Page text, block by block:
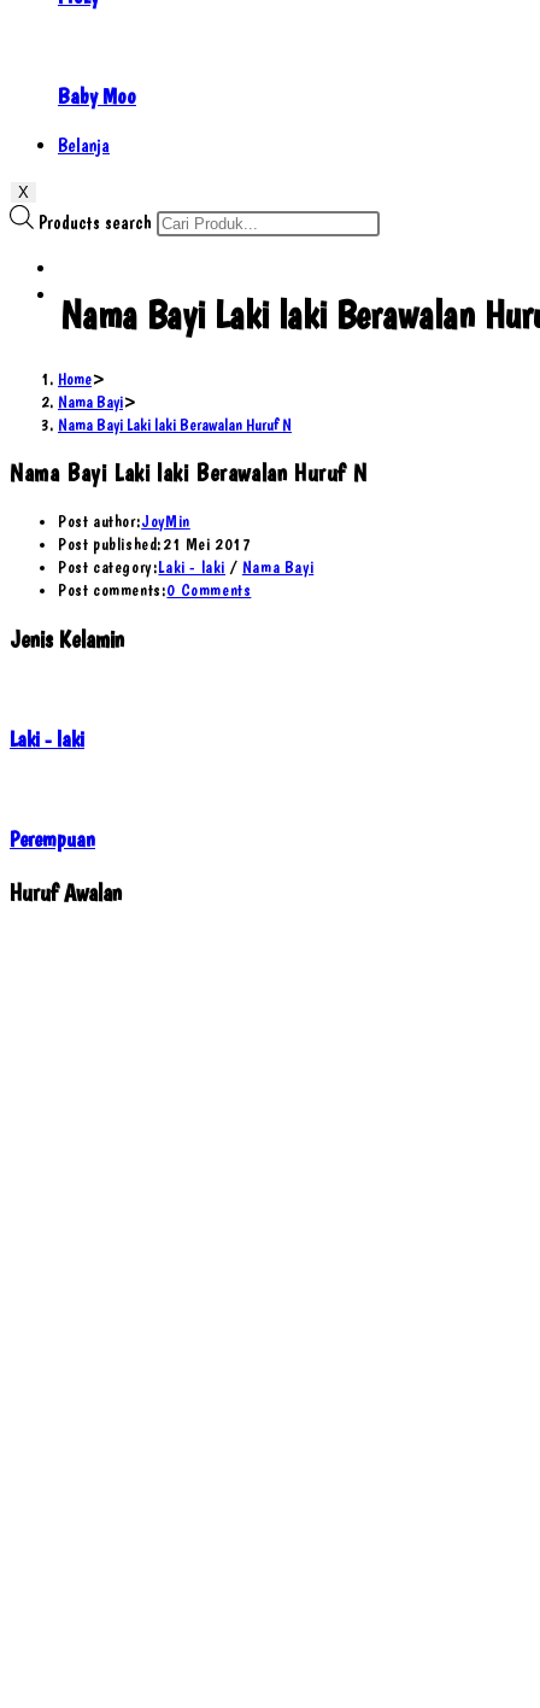
Baby Moo
Belanja
X
Products search
Nama Bayi Laki laki Berawalan
Home>
Nama Bayi>
Nama Bayi Laki laki Berawalan Huruf N
Nama Bayi Laki laki Berawalan Huruf N
Post author:JoyMin
Post published:21 Mei 2017
Post category:Laki - laki / Nama Bayi
Post comments:0 Comments
Jenis Kelamin
Laki - laki
Perempuan
Huruf Awalan